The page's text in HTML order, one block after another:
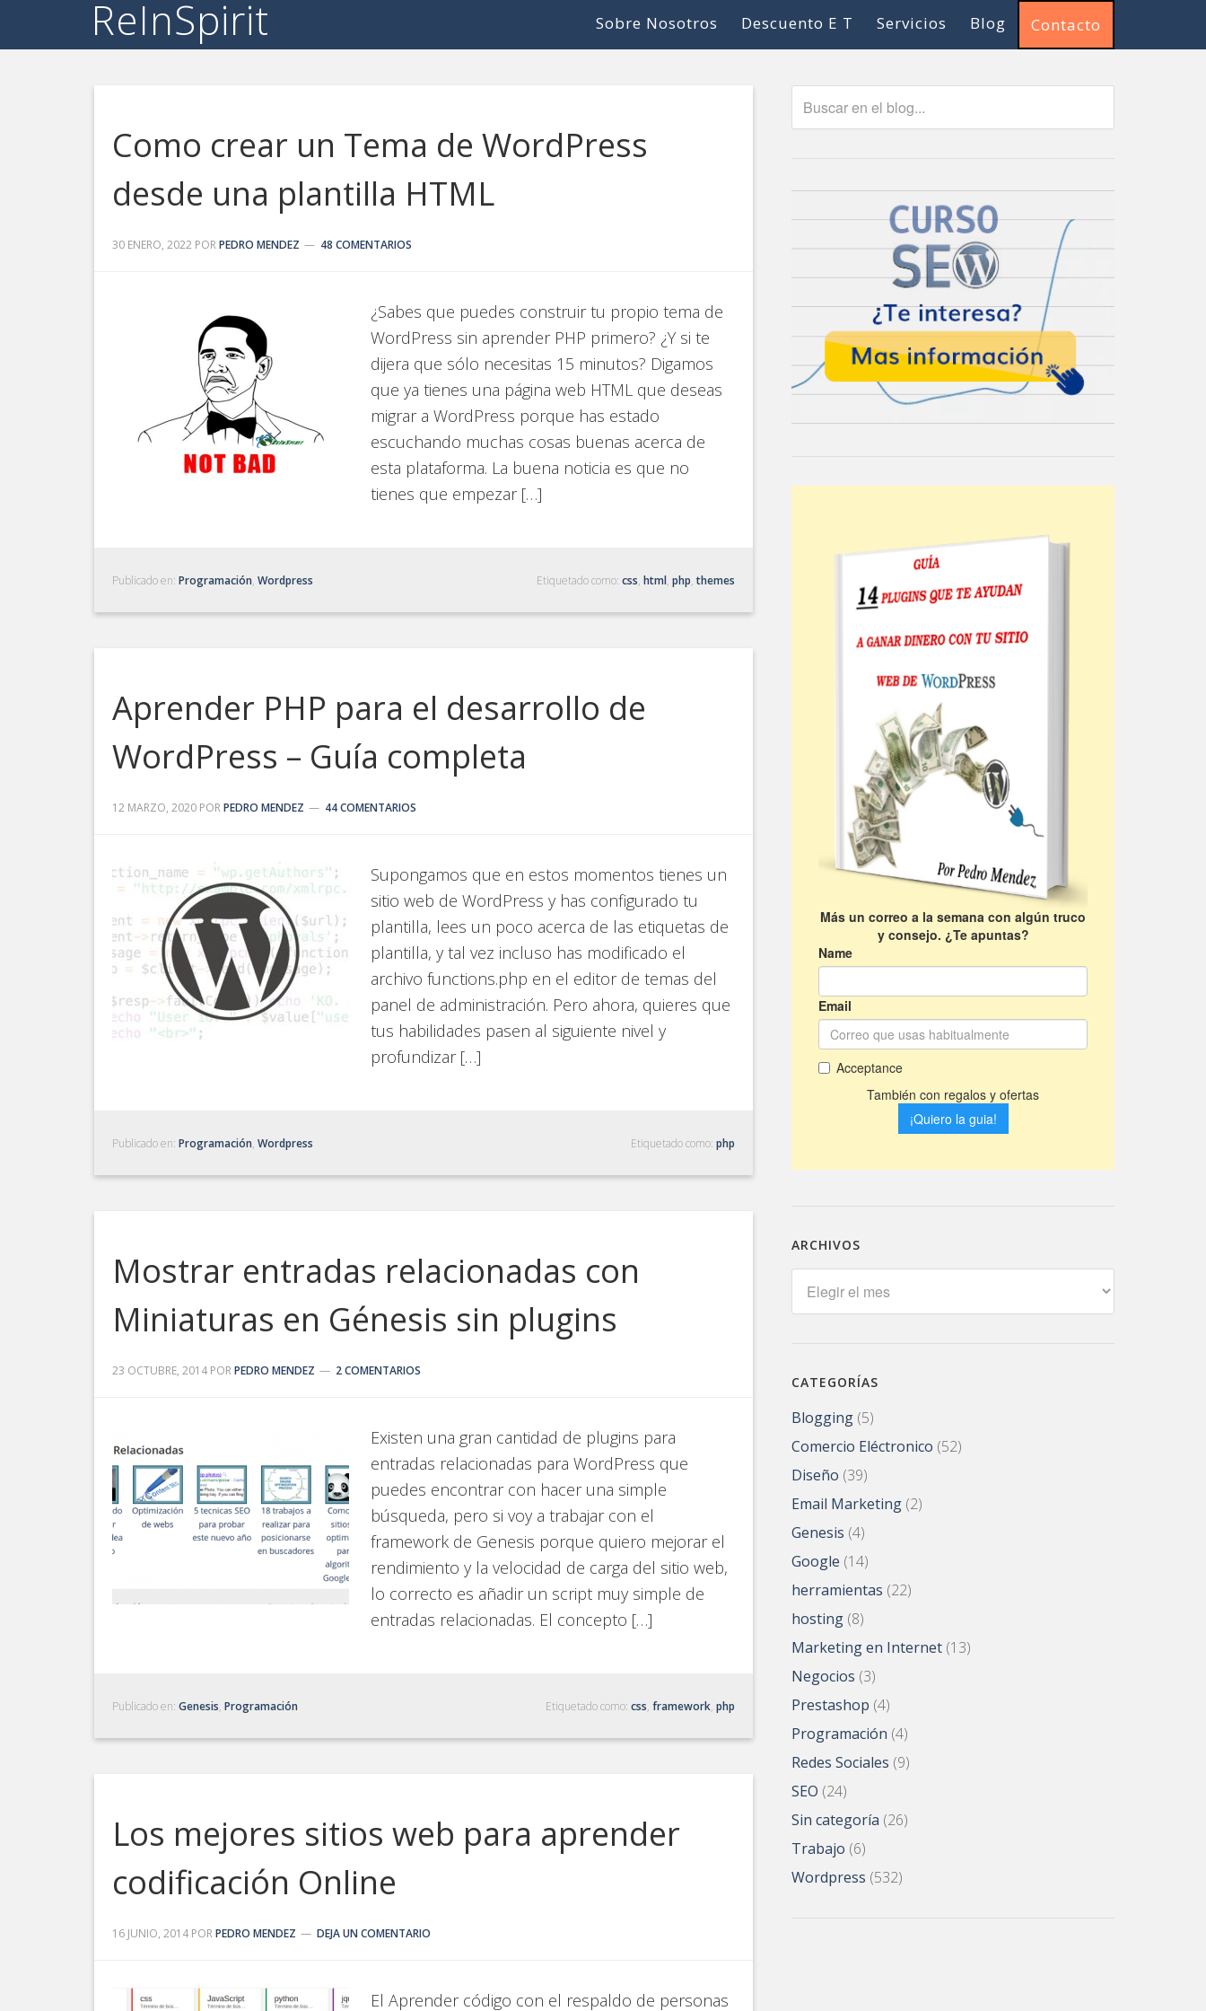
ReInSpirit Contacto
Blog
Servicios
Descuento E T
Sobre Nosotros
Como crear un Tema de WordPress
desde una plantilla HTML
30 ENERO, 2022 PORPEDRO MENDEZ 48 COMENTARIOS
¿Sabes que puedes construir tu propio tema de
WordPress sin aprender PHP primero? ¿Y si te
dijera que sólo necesitas 15 minutos? Digamos
que ya tienes una página web HTML que deseas
migrar a WordPress porque has estado
escuchando muchas cosas buenas acerca de
esta plataforma. La buena noticia es que no
tienes que empezar […]
Publicado en: Programación, Wordpress Etiquetado como: css, html, php, themes
Aprender PHP para el desarrollo de
WordPress – Guía completa
12 MARZO, 2020 PORPEDRO MENDEZ 44 COMENTARIOS
Supongamos que en estos momentos tienes un
sitio web de WordPress y has configurado tu
plantilla, lees un poco acerca de las etiquetas de
plantilla, y tal vez incluso has modificado el
archivo functions.php en el editor de temas del
panel de administración. Pero ahora, quieres que
tus habilidades pasen al siguiente nivel y
profundizar […]
Publicado en: Programación, Wordpress Etiquetado como: php
Mostrar entradas relacionadas con
Miniaturas en Génesis sin plugins
23 OCTUBRE, 2014 PORPEDRO MENDEZ 2 COMENTARIOS
Existen una gran cantidad de plugins para
entradas relacionadas para WordPress que
puedes encontrar con hacer una simple
búsqueda, pero si voy a trabajar con el
framework de Genesis porque quiero mejorar el
rendimiento y la velocidad de carga del sitio web,
lo correcto es añadir un script muy simple de
entradas relacionadas. El concepto […]
Publicado en: Genesis, Programación Etiquetado como: css, framework, php
Los mejores sitios web para aprender
codificación Online
16 JUNIO, 2014 PORPEDRO MENDEZ DEJA UN COMENTARIO
El Aprender código con el respaldo de personas
ARCHIVOS
CATEGORÍAS
Blogging (5)
Comercio Eléctronico (52)
Diseño (39)
Email Marketing (2)
Genesis (4)
Google (14)
herramientas (22)
hosting (8)
Marketing en Internet (13)
Negocios (3)
Prestashop (4)
Programación (4)
Redes Sociales (9)
SEO (24)
Sin categoría (26)
Trabajo (6)
Wordpress (532)